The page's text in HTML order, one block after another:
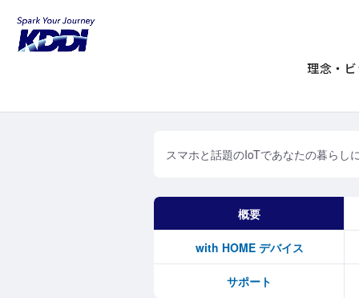
理念・
スマホと話題のIoTであなたの暮らし
概要
with HOME デバイス
サポート